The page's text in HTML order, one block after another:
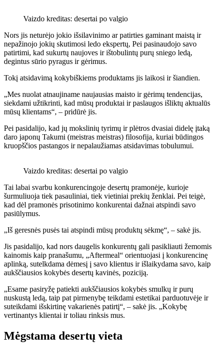
Vaizdo kreditas: desertai po valgio
Nors jis neturėjo jokio išsilavinimo ar patirties gaminant maistą ir
nepažinojo jokių skutimosi ledo ekspertų, Pei pasinaudojo savo
patirtimi, kad sukurtų naujoves ir ištobulintų purų sniego ledą,
degintus sūrio pyragus ir gėrimus.
Tokį atsidavimą kokybiškiems produktams jis laikosi ir šiandien.
„Mes nuolat atnaujiname naujausias maisto ir gėrimų tendencijas,
siekdami užtikrinti, kad mūsų produktai ir paslaugos išliktų aktualūs
mūsų klientams“, – pridūrė jis.
Pei pasidalijo, kad jų mokslinių tyrimų ir plėtros dvasiai didelę įtaką
daro japonų Takumi (meistras meistras) filosofija, kuriai būdingos
kruopščios pastangos ir nepalaužiamas atsidavimas tobulumui.
Vaizdo kreditas: desertai po valgio
Tai labai svarbu konkurencingoje desertų pramonėje, kurioje
šurmuliuoja tiek pasauliniai, tiek vietiniai prekių ženklai. Pei teigė,
kad dėl pramonės prisotinimo konkurentai dažnai atspindi savo
pasiūlymus.
„Iš geresnės pusės tai atspindi mūsų produktų sėkmę“, – sakė jis.
Jis pasidalijo, kad nors daugelis konkurentų gali pasikliauti žemomis
kainomis kaip pranašumu, „Aftermeal“ orientuojasi į konkurencinę
aplinką, sutelkdama dėmesį į savo klientus ir išlaikydama savo, kaip
aukščiausios kokybės desertų kavinės, poziciją.
„Esame pasiryžę patiekti aukščiausios kokybės smulkų ir purų
nuskustą ledą, taip pat pirmenybę teikdami estetikai parduotuvėje ir
suteikdami išskirtinę vakarienės patirtį“, – sakė jis. „Kokybę
vertinantys klientai ir toliau rinksis mus.
Mėgstama desertų vieta